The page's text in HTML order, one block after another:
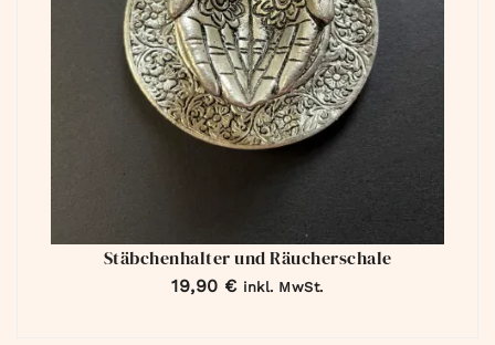
Stäbchenhalter und Räucherschale
19,90 € inkl. MwSt.